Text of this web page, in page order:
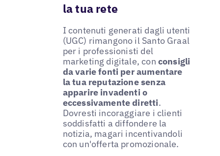
la tua rete
I contenuti generati dagli utenti
(UGC) rimangono il Santo Graal
per i professionisti del
marketing digitale, con consigli
da varie fonti per aumentare
la tua reputazione senza
apparire invadenti o
eccessivamente diretti.
Dovresti incoraggiare i clienti
soddisfatti a diffondere la
notizia, magari incentivandoli
con un'offerta promozionale.